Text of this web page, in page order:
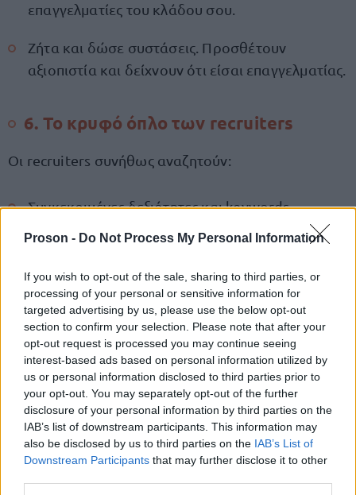
Proson - Do Not Process My Personal Information
If you wish to opt-out of the sale, sharing to third parties, or
processing of your personal or sensitive information for
targeted advertising by us, please use the below opt-out
section to confirm your selection. Please note that after your
opt-out request is processed you may continue seeing
interest-based ads based on personal information utilized by
us or personal information disclosed to third parties prior to
your opt-out. You may separately opt-out of the further
disclosure of your personal information by third parties on the
IAB’s list of downstream participants. This information may
also be disclosed by us to third parties on the IAB’s List of
Downstream Participants that may further disclose it to other
επαγγελματίες του κλάδου σου.
Ζήτα και δώσε συστάσεις. Προσθέτουν
αξιοπιστία και δείχνουν ότι είσαι επαγγελματίας.
6. Το κρυφό όπλο των recruiters
Οι recruiters συνήθως αναζητούν:
Συγκεκριμένες δεξιότητες και keywords.
Συνεπή επαγγελματική πορεία και ρόλους με
Συστάσεις από άλλους επαγγελματίες.
Δραστηριότητα στο LinkedIn – κοινοποιήσεις,
άρθρα, σχόλια.
Bonus Tip: Το LinkedIn έχει επιλογή «Open to
Work».Αν είσαι σε αναζήτηση εργασίας,
ενεργοποίησέ την και επίλεξε αν θα φαίνεται μόνο